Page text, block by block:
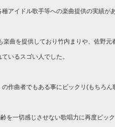
アイドル歌手等への楽曲提供の実績が
楽曲を提供しており竹内まりや、佐野元
いるスゴい人でした。
作曲者でもある事にビックリ(もちろん
を一切感じさせない歌唱力に再度ビッ